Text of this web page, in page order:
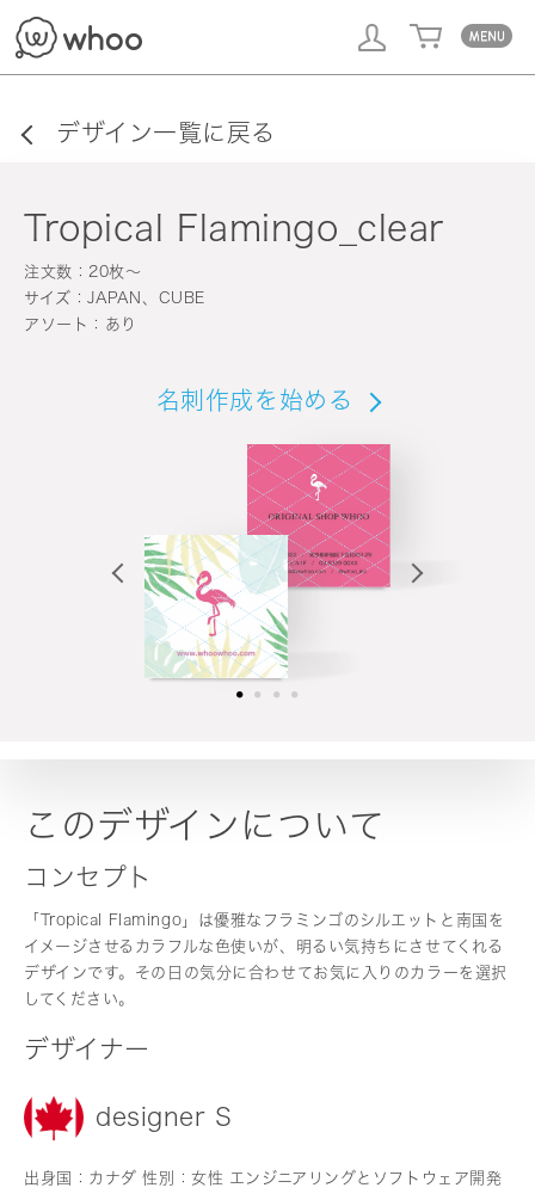
デザイン一覧に戻る
Tropical Flamingo_clear
注文数：20枚〜
サイズ：JAPAN、CUBE
アソート：あり
名刺作成を始める
このデザインについて
コンセプト
「Tropical Flamingo」は優雅なフラミンゴのシルエットと南国を
イメージさせるカラフルな色使いが、明るい気持ちにさせてくれる
デザインです。その日の気分に合わせてお気に入りのカラーを選択
してください。
デザイナー
designer S
出身国：カナダ 性別：女性 エンジニアリングとソフトウェア開発